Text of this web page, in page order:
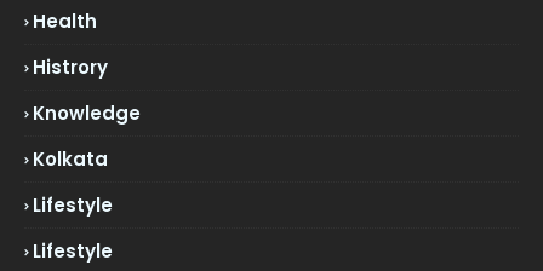
Health
Histrory
Knowledge
Kolkata
Lifestyle
Lifestyle